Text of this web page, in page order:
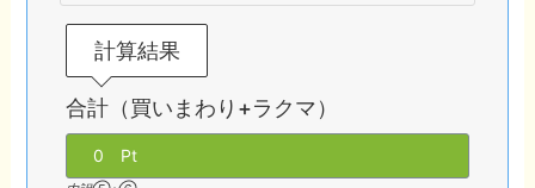
計算結果
合計（買いまわり+ラクマ）